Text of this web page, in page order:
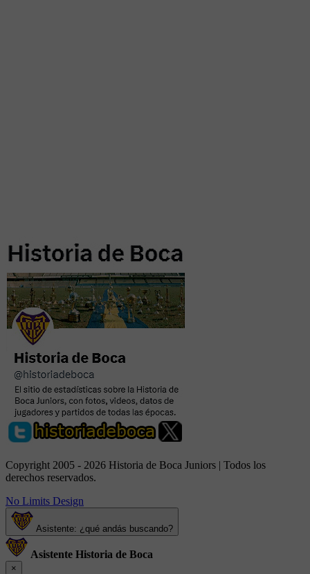
Copyright 2005 - 2026 Historia de Boca Juniors | Todos los
derechos reservados.
No Limits Design
Asistente: ¿qué andás buscando?
Asistente Historia de Boca
×